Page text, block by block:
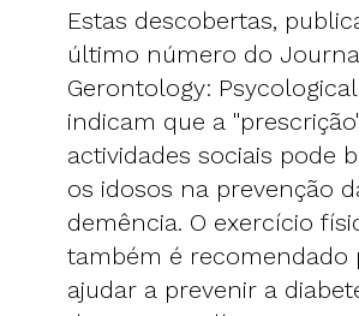
Estas descobertas,
último número do
Gerontology:
indicam que a
actividades sociais pode
os idosos na prevenção
demência. O exercício
também é recomendado
ajudar a prevenir a